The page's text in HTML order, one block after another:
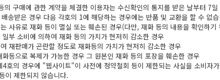
구매에 관한 계약을 체결한 이용자는 수신확인의 통지를 받은 날부터 7
송받은 경우 다음 각호의 1에 해당하는 경우에는 반품 및 교환을 할 수 없
사유로 재화 등이 멸실 또는 훼손된 경우(다만, 재화 등의 내용을 확인하
부 소비에 의하여 재화 등의 가치가 현저히 감소한 경우
재판매가 곤란할 정도로 재화등의 가치가 현저히 감소한 경우
등으로 복제가 가능한 경우 그 원본인 재화 등의 포장을 훼손한 경우
의 경우에 "웹사이트"이 사전에 청약철회 등이 제한되는 사실을 소비자
이 제한되지 않습니다.